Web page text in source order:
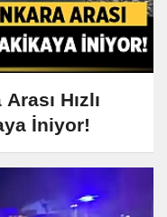
Hızlı
İniyor!